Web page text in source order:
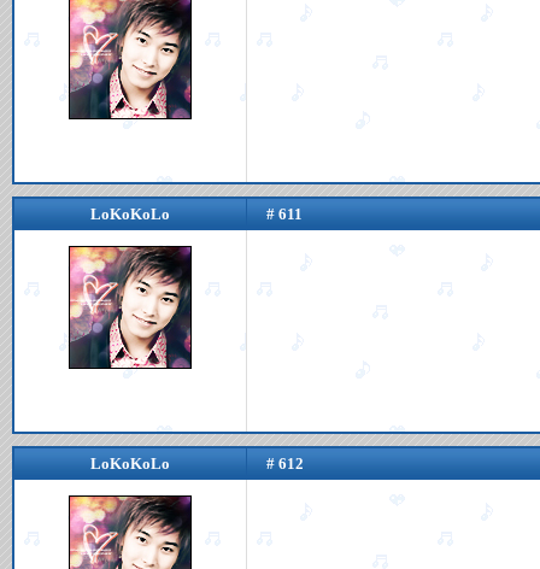
LoKoKoLo # 611
LoKoKoLo # 612